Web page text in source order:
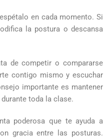
en cada momento. Si
la postura o descansa
de competir o compararse
contigo mismo y escuchar
importante es mantener
toda la clase.
poderosa que te ayuda a
gracia entre las posturas.